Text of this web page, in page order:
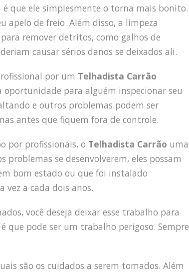
é que ele simplesmente o torna mais bonito.
apelo de freio. Além disso, a limpeza
remover detritos, como galhos de
causar sérios danos se deixados ali.
por um Telhadista Carrão
para alguém inspecionar seu
e outros problemas podem ser
antes que fiquem fora de controle.
por profissionais, o Telhadista Carrão uma
problemas se desenvolverem, eles possam
bom estado ou que foi instalado
vez a cada dois anos.
você deseja deixar esse trabalho para
que pode ser um trabalho perigoso. Sempre
são os cuidados a serem tomados. Além